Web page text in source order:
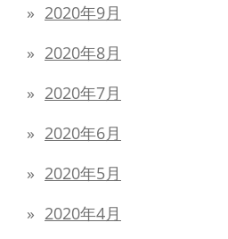
2020年9月
2020年8月
2020年7月
2020年6月
2020年5月
2020年4月